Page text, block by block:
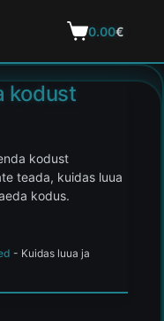
0.00€
kodust
kodust
teada, kuidas luua
kodus.
- Kuidas luua ja